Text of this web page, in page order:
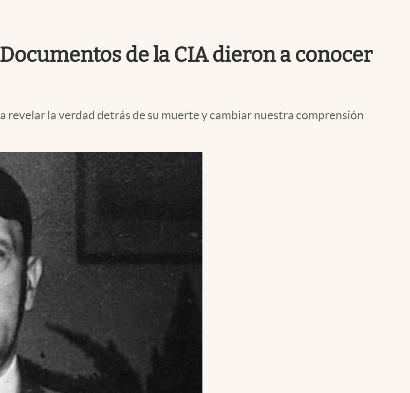
de la CIA dieron a conocer
revelar la verdad detrás de su muerte y cambiar nuestra comprensión